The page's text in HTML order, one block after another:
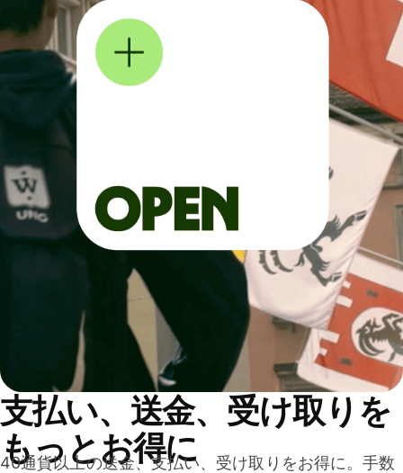
支払い、送金、受け取りを
もっとお得に
40通貨以上の送金、支払い、受け取りをお得に。手数